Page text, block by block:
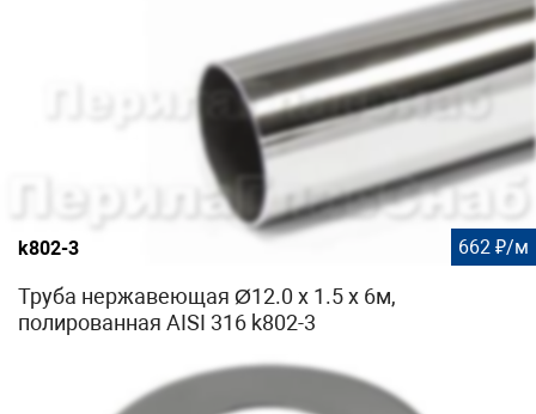
k802-3 662 ₽/м
Труба нержавеющая Ø12.0 х 1.5 х 6м,
полированная AISI 316 k802-3